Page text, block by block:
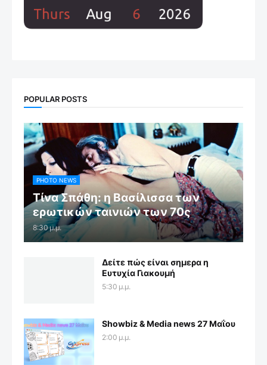
POPULAR POSTS
PHOTO NEWS
Τίνα Σπάθη: η Βασίλισσα των
ερωτικών ταινιών των 70ς
8:30 μ.μ.
Δείτε πώς είναι σημερα η
Ευτυχία Γιακουμή
5:30 μ.μ.
Showbiz & Media news 27 Μαΐου
2:00 μ.μ.